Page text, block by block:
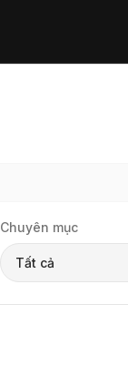
Chuyên mục
Tất cả